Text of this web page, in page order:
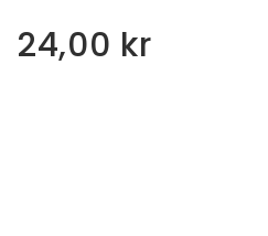
24,00 kr